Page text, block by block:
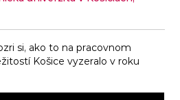
si, ako to na pracovnom
Košice vyzeralo v roku